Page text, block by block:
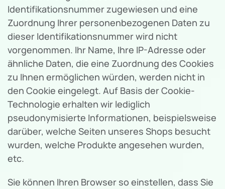
Identifikationsnummer zugewiesen und eine
Zuordnung Ihrer personenbezogenen Daten zu
dieser Identifikationsnummer wird nicht
vorgenommen. Ihr Name, Ihre IP-Adresse oder
ähnliche Daten, die eine Zuordnung des Cookies
zu Ihnen ermöglichen würden, werden nicht in
den Cookie eingelegt. Auf Basis der Cookie-
Technologie erhalten wir lediglich
pseudonymisierte Informationen, beispielsweise
darüber, welche Seiten unseres Shops besucht
wurden, welche Produkte angesehen wurden,
etc.
Sie können Ihren Browser so einstellen, dass Sie